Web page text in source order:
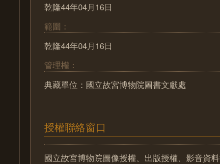
乾隆44年04月16日
範圍：
乾隆44年04月16日
管理權：
典藏單位：國立故宮博物院圖書文獻處
授權聯絡窗口
國立故宮博物院圖像授權、出版授權、影音資